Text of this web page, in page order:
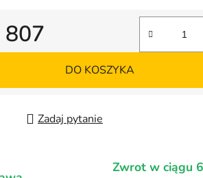
807
DO KOSZYKA
Zadaj pytanie
Zwrot w ciągu